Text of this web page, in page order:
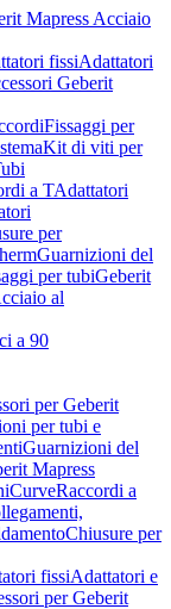
Mapress Acciaio
fissiAdattatori
Geberit
Fissaggi per
Kit di viti per
a TAdattatori
per
Guarnizioni del
per tubiGeberit
al
a 90
per Geberit
per tubi e
Guarnizioni del
Mapress
CurveRaccordi a
Chiusure per
fissiAdattatori e
per Geberit